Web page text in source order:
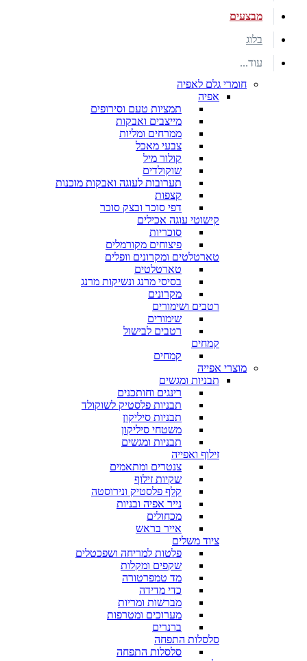
מבצעים
בלוג
עוד...
חומרי גלם לאפיה
אפיה
תמציות טעם וסירופים
מייצבים ואבקות
ממרחים ומליות
צבעי מאכל
קולור מיל
שוקולדים
תערובות לעוגה ואבקות מוכנות
קצפות
דפי סוכר ובצק סוכר
קישוטי עוגה אכילים
סוכריות
פיצוחים מקורמלים
טארטלטים ומקרונים וופלים
טארטלטים
בסיסי מרנג ונשיקות מרנג
מקרונים
רטבים ושימורים
שימורים
רטבים לבישול
קמחים
קמחים
מוצרי אפייה
תבניות ומגשים
רינגים וחותכנים
תבניות פלסטיק לשוקולד
תבניות סיליקון
משטחי סיליקון
תבניות ומגשים
זילוף ואפייה
צנטרים ומתאמים
שקיות זילוף
קלף פלסטיק ונירוסטה
נייר אפיה ובניות
מכחולים
אייר בראש
ציוד משלים
פלטות למריחה ושפכטלים
שקפים ומקלות
מד טמפרטורה
כדי מדידה
מברשות ומריות
מערוכים ומטרפות
ברנרים
סלסלות התפחה
סלסלות התפחה